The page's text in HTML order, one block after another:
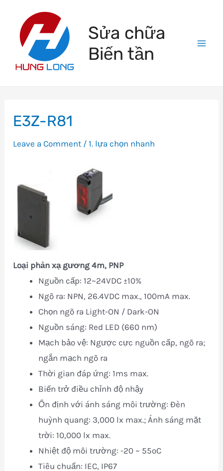
content
Sửa chữa
Biến tần
E3Z-R81
Leave a Comment /1. lựa chọn nhanh
Loại phản xạ gương 4m, PNP
Nguồn cấp: 12~24VDC ±10%
Ngõ ra: NPN, 26.4VDC max., 100mA max.
Chọn ngõ ra Light-ON / Dark-ON
Nguồn sáng: Red LED (660 nm)
Mạch bảo vệ: Ngược cực nguồn cấp, ngõ ra;
ngắn mạch ngõ ra
Thời gian đáp ứng: 1ms max.
Biến trở điều chỉnh độ nhậy
Ổn định với ánh sáng môi trường: Đèn
huỳnh quang: 3,000 lx max.; Ánh sáng mặt
trời: 10,000 lx max.
Nhiệt độ môi trường: -20 ~ 55oC
Tiêu chuẩn: IEC, IP67